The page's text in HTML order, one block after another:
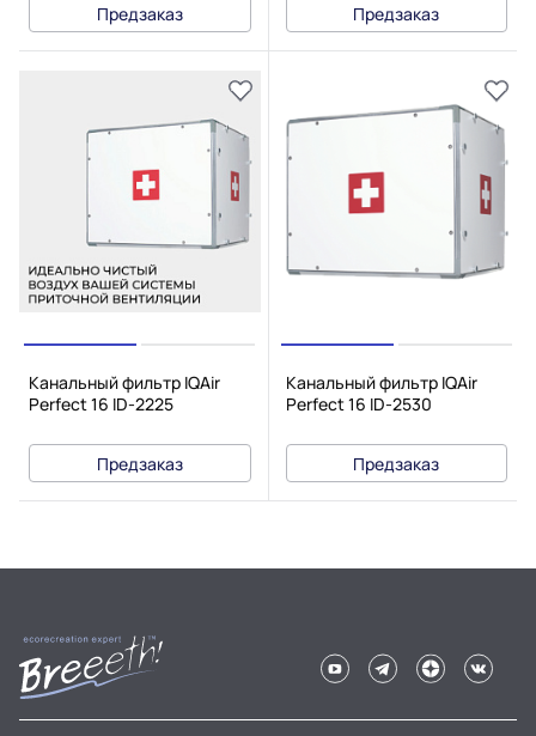
Предзаказ
Предзаказ
Канальный фильтр IQAir
Perfect 16 ID-2225
Предзаказ
Канальный фильтр IQAir
Perfect 16 ID-2530
Предзаказ